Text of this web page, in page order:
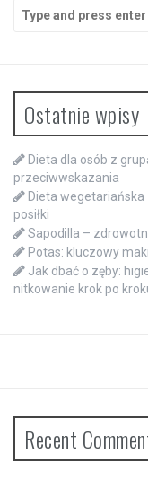
for:
Ostatnie wpisy
Dieta dla osób z
przeciwwskazania
Dieta
posiłki
Sapodilla –
Potas: kluczowy
Jak dbać o zęby:
nitkowanie krok po
Recent